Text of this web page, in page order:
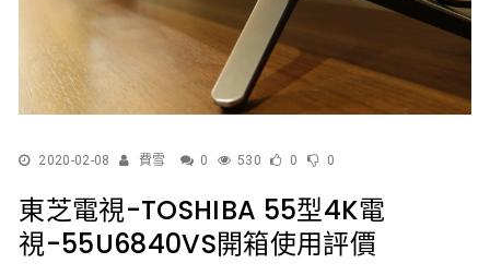
2020-02-08 費雪 0 530 0 0
東芝電視-TOSHIBA 55型4K電
視-55U6840VS開箱使用評價